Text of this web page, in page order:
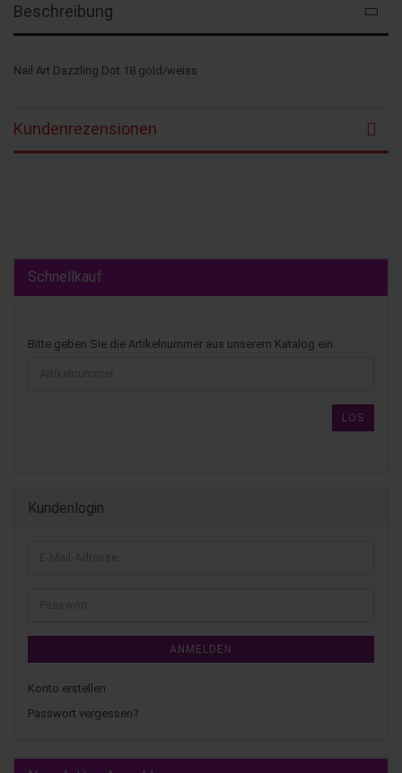
Beschreibung
Nail Art Dazzling Dot 18 gold/weiss
Kundenrezensionen
Schnellkauf
Bitte geben Sie die Artikelnummer aus unserem Katalog ein.
LOS
Kundenlogin
ANMELDEN
Konto erstellen
Passwort vergessen?